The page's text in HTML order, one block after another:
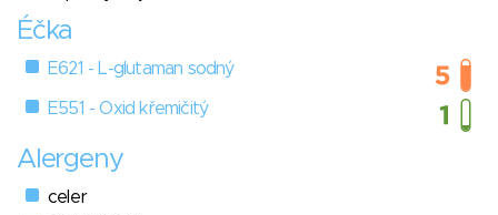
Éčka
E621 - L-glutaman sodný
E551 - Oxid křemičitý
Alergeny
celer